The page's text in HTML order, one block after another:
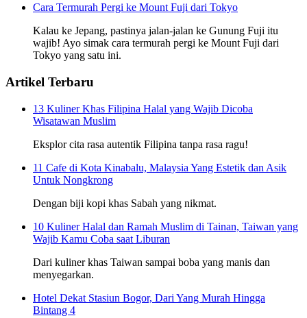
Cara Termurah Pergi ke Mount Fuji dari Tokyo
Kalau ke Jepang, pastinya jalan-jalan ke Gunung Fuji itu
wajib! Ayo simak cara termurah pergi ke Mount Fuji dari
Tokyo yang satu ini.
Artikel Terbaru
13 Kuliner Khas Filipina Halal yang Wajib Dicoba
Wisatawan Muslim
Eksplor cita rasa autentik Filipina tanpa rasa ragu!
11 Cafe di Kota Kinabalu, Malaysia Yang Estetik dan Asik
Untuk Nongkrong
Dengan biji kopi khas Sabah yang nikmat.
10 Kuliner Halal dan Ramah Muslim di Tainan, Taiwan yang
Wajib Kamu Coba saat Liburan
Dari kuliner khas Taiwan sampai boba yang manis dan
menyegarkan.
Hotel Dekat Stasiun Bogor, Dari Yang Murah Hingga
Bintang 4